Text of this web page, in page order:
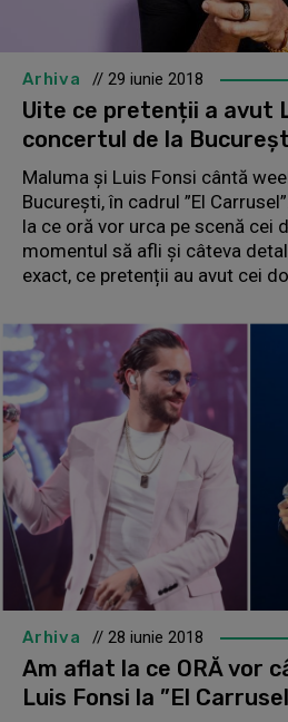
Arhiva // 29 iunie 2018
Uite ce pretenții a avut
concertul de la
Maluma și Luis Fonsi cântă
București, în cadrul ”El
la ce oră vor urca pe scenă cei
momentul să afli și câteva
exact, ce pretenții au avut cei
Arhiva // 28 iunie 2018
Am aflat la ce ORĂ vor
Luis Fonsi la ”El